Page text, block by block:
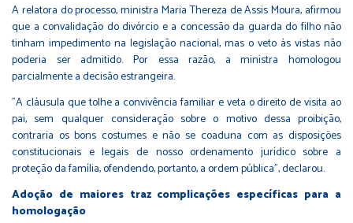
A relatora do processo, ministra Maria Thereza de Assis Moura, afirmou
que a convalidação do divórcio e a concessão da guarda do filho não
tinham impedimento na legislação nacional, mas o veto às vistas não
poderia ser admitido. Por essa razão, a ministra homologou
parcialmente a decisão estrangeira.
"A cláusula que tolhe a convivência familiar e veta o direito de visita ao
pai, sem qualquer consideração sobre o motivo dessa proibição,
contraria os bons costumes e não se coaduna com as disposições
constitucionais e legais de nosso ordenamento jurídico sobre a
proteção da família, ofendendo, portanto, a ordem pública", declarou.
Adoção de maiores traz complicações específicas para a
homologação